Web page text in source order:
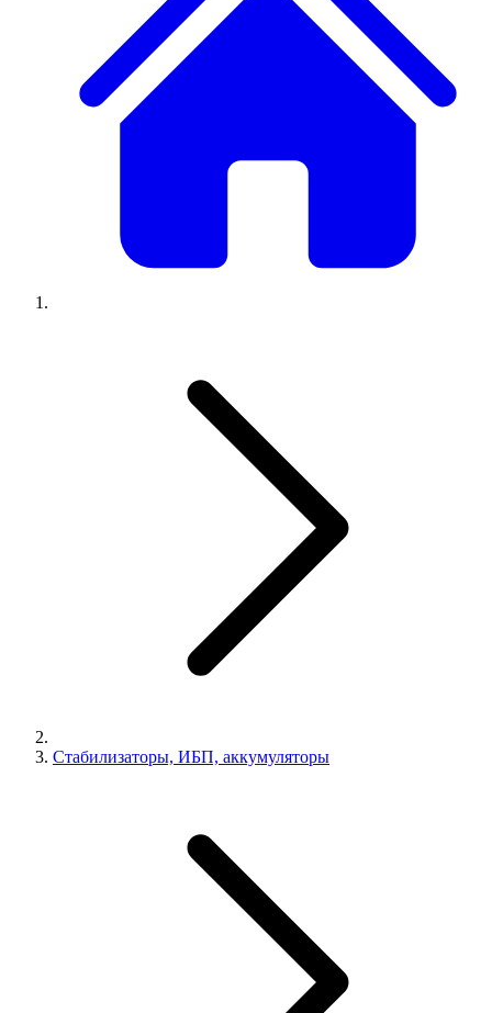
Стабилизаторы, ИБП, аккумуляторы